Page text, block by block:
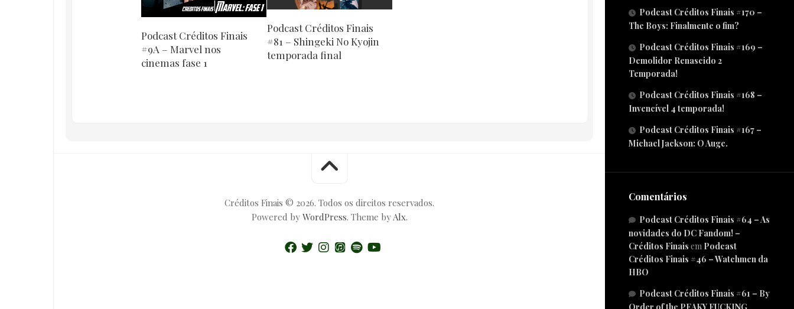
Podcast Créditos Finais #170 –
The Boys: Finalmente o fim?
Podcast Créditos Finais #169 –
Demolidor Renascido 2
Temporada!
Podcast Créditos Finais #168 –
Invencível 4 temporada!
Podcast Créditos Finais #167 –
Michael Jackson: O Auge.
Comentários
Podcast Créditos Finais #64 – As
novidades do DC Fandom! –
Créditos Finais em Podcast
Créditos Finais #46 – Watchmen da
HBO
Podcast Créditos Finais #61 – By
Podcast Créditos Finais
#9A – Marvel nos
cinemas fase 1
Podcast Créditos Finais
#81 – Shingeki No Kyojin
temporada final
Créditos Finais © 2026. Todos os direitos reservados.
Powered by WordPress. Theme by Alx.